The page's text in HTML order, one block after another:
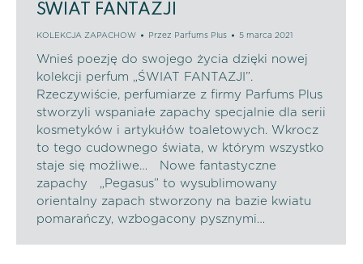
SWIAT FANTAZJI
KOLEKCJA ZAPACHOW Przez Parfums Plus 5 marca 2021
Wnieś poezję do swojego życia dzięki nowej
kolekcji perfum „ŚWIAT FANTAZJI”.
Rzeczywiście, perfumiarze z firmy Parfums Plus
stworzyli wspaniałe zapachy specjalnie dla serii
kosmetyków i artykułów toaletowych. Wkrocz
to tego cudownego świata, w którym wszystko
staje się możliwe… Nowe fantastyczne
zapachy „Pegasus” to wysublimowany
orientalny zapach stworzony na bazie kwiatu
pomarańczy, wzbogacony pysznymi…